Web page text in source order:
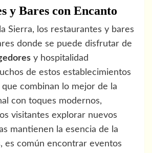
y Bares con Encanto
Sierra, los restaurantes y bares
donde se puede disfrutar de
y hospitalidad
de estos establecimientos
combinan lo mejor de la
con toques modernos,
visitantes explorar nuevos
mantienen la esencia de la
es común encontrar eventos